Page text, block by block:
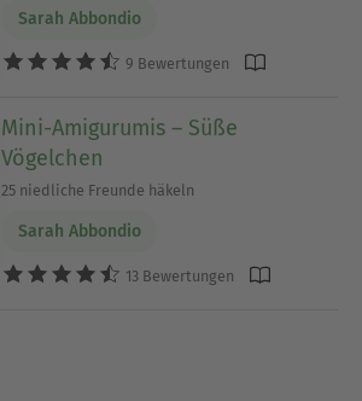
Sarah Abbondio
9 Bewertungen
Mini-Amigurumis – Süße
Vögelchen
25 niedliche Freunde häkeln
Sarah Abbondio
13 Bewertungen